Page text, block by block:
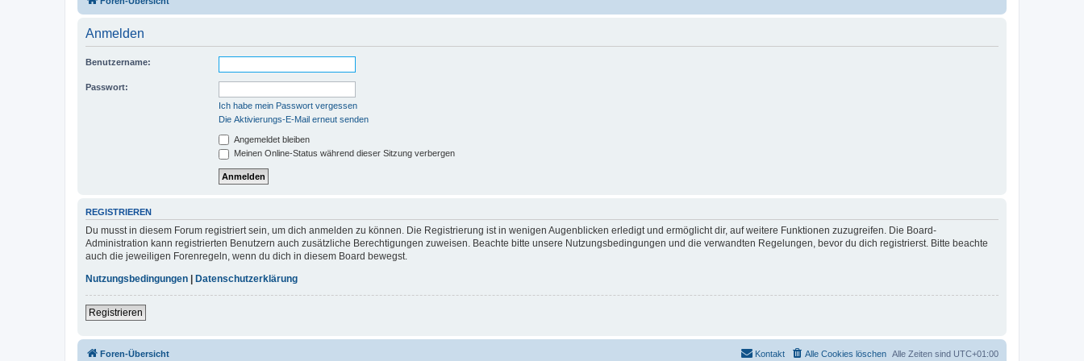
Anmelden
Benutzername:
Passwort:
Ich habe mein Passwort vergessen
Die Aktivierungs-E-Mail erneut senden
Angemeldet bleiben
Meinen Online-Status während dieser Sitzung verbergen
REGISTRIEREN
Du musst in diesem Forum registriert sein, um dich anmelden zu können. Die Registrierung ist in wenigen Augenblicken erledigt und ermöglicht dir, auf weitere Funktionen zuzugreifen. Die Board-
Administration kann registrierten Benutzern auch zusätzliche Berechtigungen zuweisen. Beachte bitte unsere Nutzungsbedingungen und die verwandten Regelungen, bevor du dich registrierst. Bitte beachte
auch die jeweiligen Forenregeln, wenn du dich in diesem Board bewegst.
Nutzungsbedingungen
Datenschutzerklärung
Registrieren
Foren-Übersicht Alle Zeiten sind UTC+01:00
Alle Cookies löschen
Kontakt